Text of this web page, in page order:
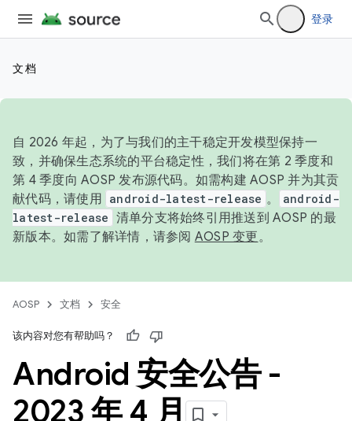
登录
文档
自 2026 年起，为了与我们的主干稳定开发模型保持一
致，并确保生态系统的平台稳定性，我们将在第 2 季度和
第 4 季度向 AOSP 发布源代码。如需构建 AOSP 并为其贡
献代码，请使用 android-latest-release 。
android-
latest-release 清单分支将始终引用推送到 AOSP 的最
新版本。如需了解详情，请参阅 AOSP 变更。
AOSP 文档 安全
该内容对您有帮助吗？
Android 安全公告 -
2023 年 4 月